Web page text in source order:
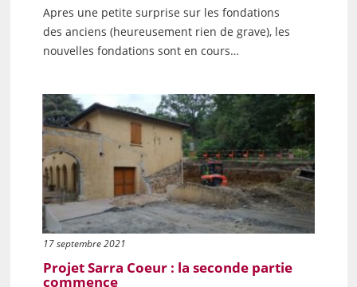
Apres une petite surprise sur les fondations
des anciens (heureusement rien de grave), les
nouvelles fondations sont en cours…
17 septembre 2021
Projet Sarra Coeur : la seconde partie
commence